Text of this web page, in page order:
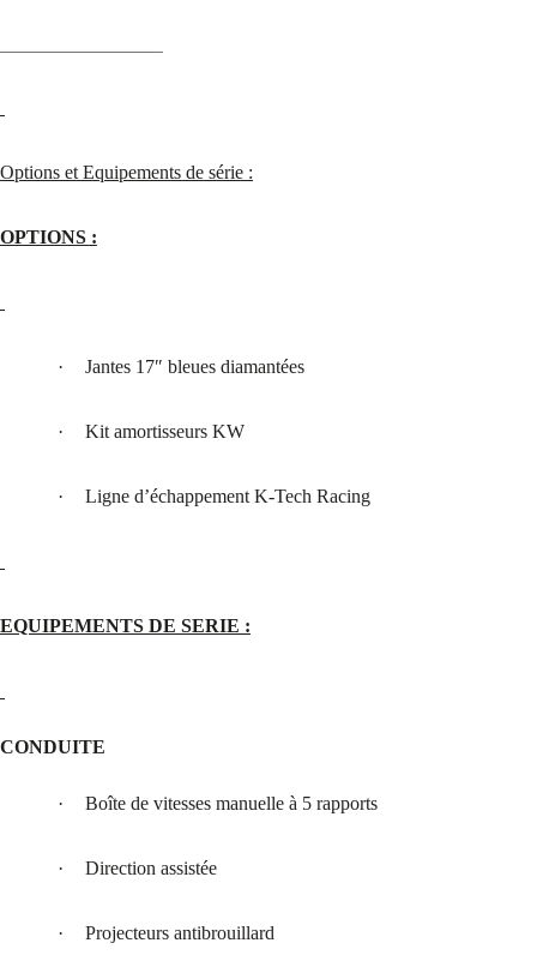
Options et Equipements de série :
OPTIONS :
· Jantes 17″ bleues diamantées
· Kit amortisseurs KW
· Ligne d’échappement K-Tech Racing
EQUIPEMENTS DE SERIE :
CONDUITE
· Boîte de vitesses manuelle à 5 rapports
· Direction assistée
· Projecteurs antibrouillard